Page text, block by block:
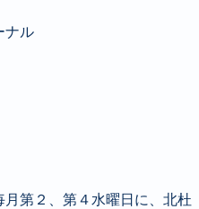
ナル
第２、第４水曜日に、北杜